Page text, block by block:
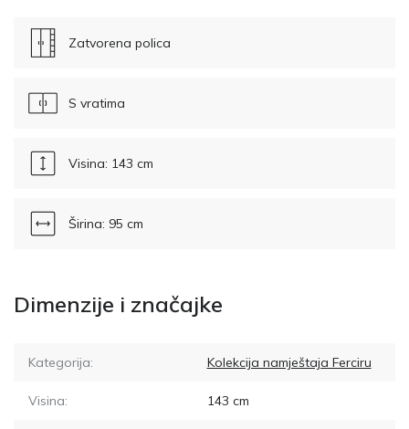
Zatvorena polica
S vratima
Visina: 143 cm
Širina: 95 cm
Dimenzije i značajke
Kategorija: Kolekcija namještaja Ferciru
Visina: 143 cm